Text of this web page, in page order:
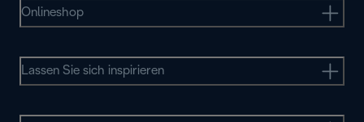
Onlineshop
Lassen Sie sich inspirieren